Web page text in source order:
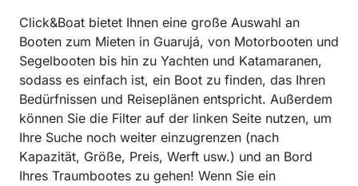
Click&Boat bietet Ihnen eine große Auswahl an
Booten zum Mieten in Guarujá, von Motorbooten und
Segelbooten bis hin zu Yachten und Katamaranen,
sodass es einfach ist, ein Boot zu finden, das Ihren
Bedürfnissen und Reiseplänen entspricht. Außerdem
können Sie die Filter auf der linken Seite nutzen, um
Ihre Suche noch weiter einzugrenzen (nach
Kapazität, Größe, Preis, Werft usw.) und an Bord
Ihres Traumbootes zu gehen! Wenn Sie ein